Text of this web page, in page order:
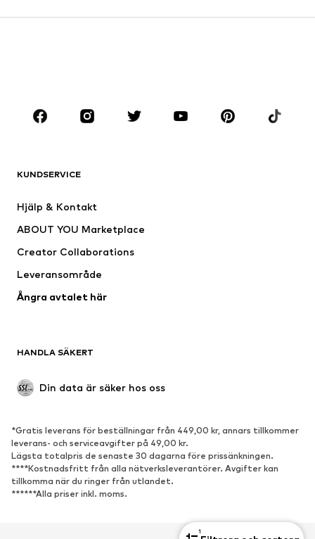
1
Premium
Nytt
Underkläder
Kappor
Badkläder
Upcycling
Populärt
Sneakers
Stövletter
Pumps & högklackade skor
Stövlar
Sandaler
Ballerinaskor
KUNDSERVICE
Hjälp & Kontakt
ABOUT YOU Marketplace
Creator Collaborations
Leveransområde
Ångra avtalet här
HANDLA SÄKERT
Din data är säker hos oss
*Gratis leverans för beställningar från 449,00 kr, annars tillkommer
leverans- och serviceavgifter på 49,00 kr.
Lägsta totalpris de senaste 30 dagarna före prissänkningen.
****Kostnadsfritt från alla nätverksleverantörer. Avgifter kan
tillkomma när du ringer från utlandet.
******Alla priser inkl. moms.